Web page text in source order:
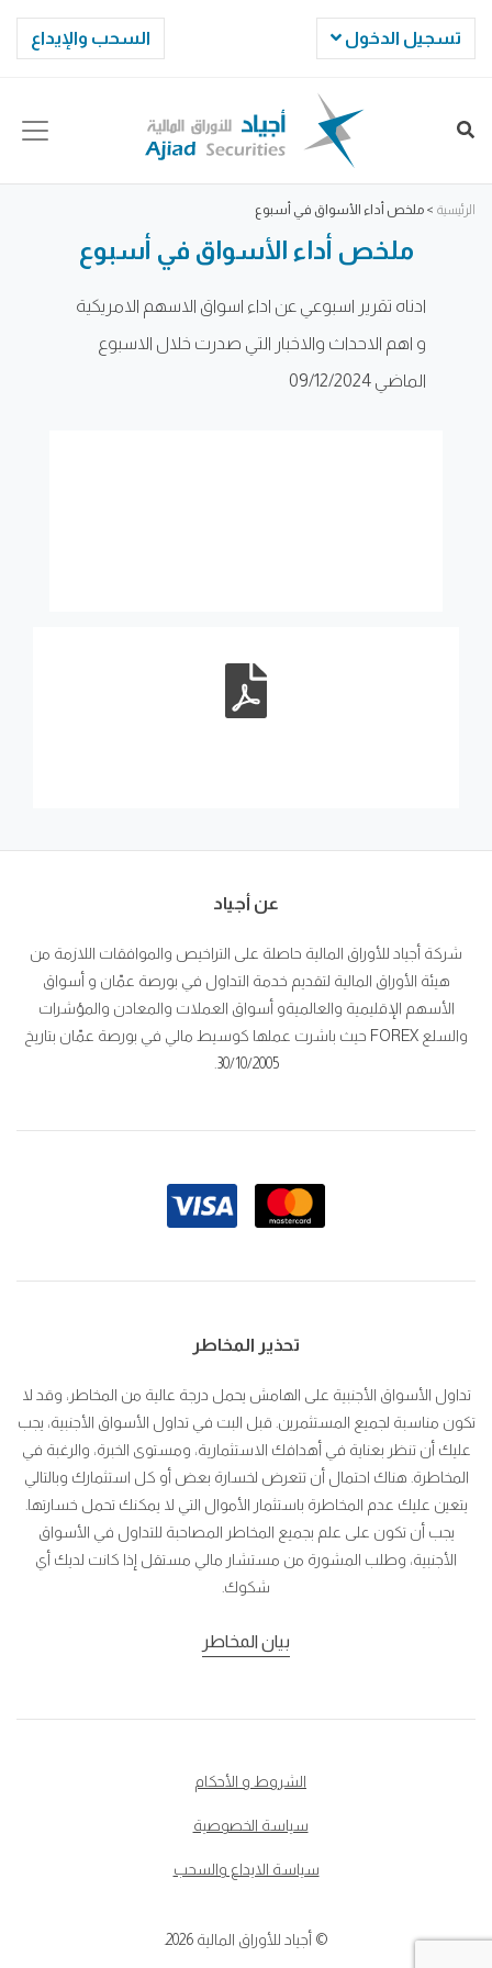
السحب والإيداع تسجيل الدخول
الرئيسية > ملخص أداء الأسواق في أسبوع
ملخص أداء الأسواق في أسبوع
ادناه تقرير اسبوعي عن اداء اسواق الاسهم الامريكية
و اهم الاحداث والاخبار التي صدرت خلال الاسبوع
الماضي 09/12/2024
عن أجياد
شركة أجياد للأوراق المالية حاصلة على التراخيص والموافقات اللازمة من
هيئة الأوراق المالية لتقديم خدمة التداول في بورصة عمّان و أسواق
الأسهم الإقليمية والعالميةو أسواق العملات والمعادن والمؤشرات
والسلع FOREX حيث باشرت عملها كوسيط مالي في بورصة عمّان بتاريخ
30/10/2005.
تحذير المخاطر
تداول الأسواق الأجنبية على الهامش يحمل درجة عالية من المخاطر، وقد لا
تكون مناسبة لجميع المستثمرين. قبل البت في تداول الأسواق الأجنبية، يجب
عليك أن تنظر بعناية في أهدافك الاستثمارية، ومستوى الخبرة، والرغبة في
المخاطرة. هناك احتمال أن تتعرض لخسارة بعض أو كل استثمارك وبالتالي
يتعين عليك عدم المخاطرة باستثمار الأموال التي لا يمكنك تحمل خسارتها.
يجب أن تكون على علم بجميع المخاطر المصاحبة للتداول في الأسواق
الأجنبية، وطلب المشورة من مستشار مالي مستقل إذا كانت لديك أي
شكوك.
بيان المخاطر
الشروط و الأحكام
سياسة الخصوصية
سياسة الايداع والسحب
© أجياد للأوراق المالية 2026.